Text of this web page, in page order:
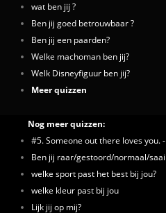
wat ben jij ?
Ben jij goed betrouwbaar ?
Ben jij een paarden?
Welke machoman ben jij?
Welk Disneyfiguur ben jij?
Meer quizzen
Nog meer quizzen:
#5. Someone out there loves you.
Ben jij raar/gestoord/normaal/
welke sport past het best bij jou?
welke kleur past bij jou
Lijk jij op mij?